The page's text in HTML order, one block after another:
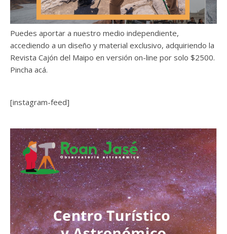
Puedes aportar a nuestro medio independiente,
accediendo a un diseño y material exclusivo, adquiriendo la
Revista Cajón del Maipo en versión on-line por solo $2500.
Pincha acá.
[instagram-feed]